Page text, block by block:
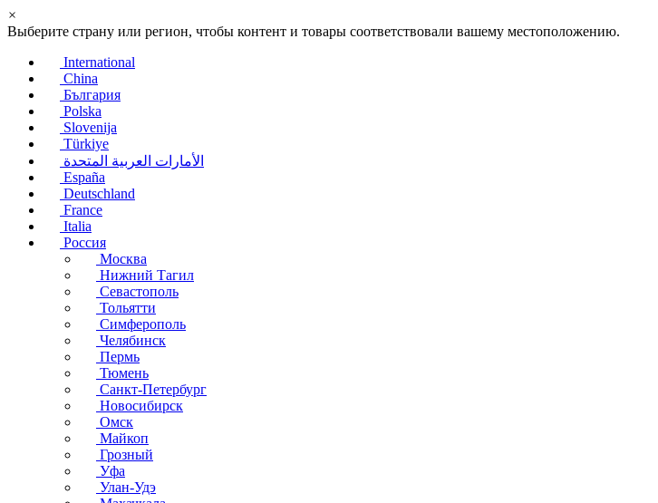
×
Выберите страну или регион, чтобы контент и товары соответствовали вашему местоположению.
International
China
България
Polska
Slovenija
Türkiye
الأمارات العربية المتحدة
España
Deutschland
France
Italia
Россия
Москва
Нижний Тагил
Севастополь
Тольятти
Симферополь
Челябинск
Пермь
Тюмень
Санкт-Петербург
Новосибирск
Омск
Майкоп
Грозный
Уфа
Улан-Удэ